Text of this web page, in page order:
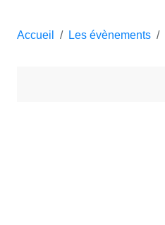
Accueil Les évènements